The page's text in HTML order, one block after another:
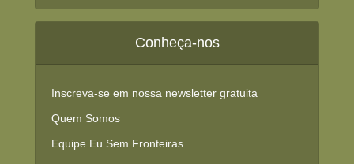
Conheça-nos
Inscreva-se em nossa newsletter gratuita
Quem Somos
Equipe Eu Sem Fronteiras